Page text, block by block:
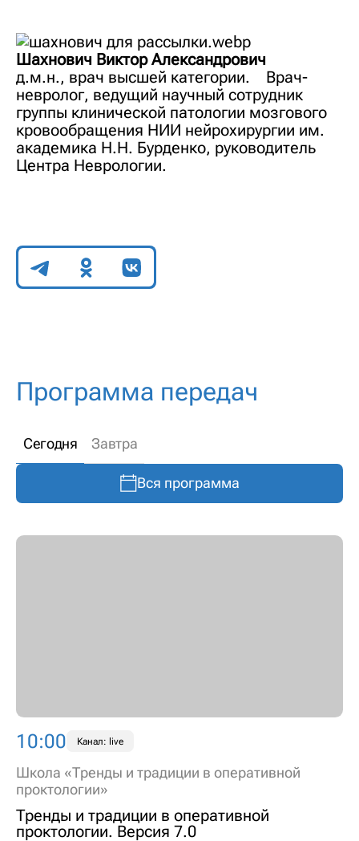
Шахнович Виктор Александрович
д.м.н., врач высшей категории. Врач-
невролог, ведущий научный сотрудник
группы клинической патологии мозгового
кровообращения НИИ нейрохирургии им.
академика Н.Н. Бурденко, руководитель
Центра Неврологии.
Поделиться
Программа передач
Сегодня Завтра
Вся программа
10:00 Канал: live
Школа «Тренды и традиции в оперативной
проктологии»
Тренды и традиции в оперативной
проктологии. Версия 7.0